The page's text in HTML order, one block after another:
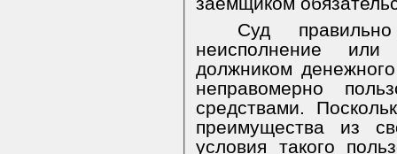
Суд
неисполнение или
должником
неправомерно
средствами.
преимущества из
условия такого